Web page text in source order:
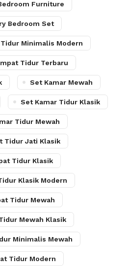
Furniture
Bedroom Set
Minimalis Modern
Tidur Terbaru
Set Kamar Mewah
Set Kamar Tidur Klasik
Tidur Mewah
Tidur Jati Klasik
Tidur Klasik
Klasik Modern
Tidur Mewah
Mewah Klasik
Minimalis Mewah
Tidur Modern